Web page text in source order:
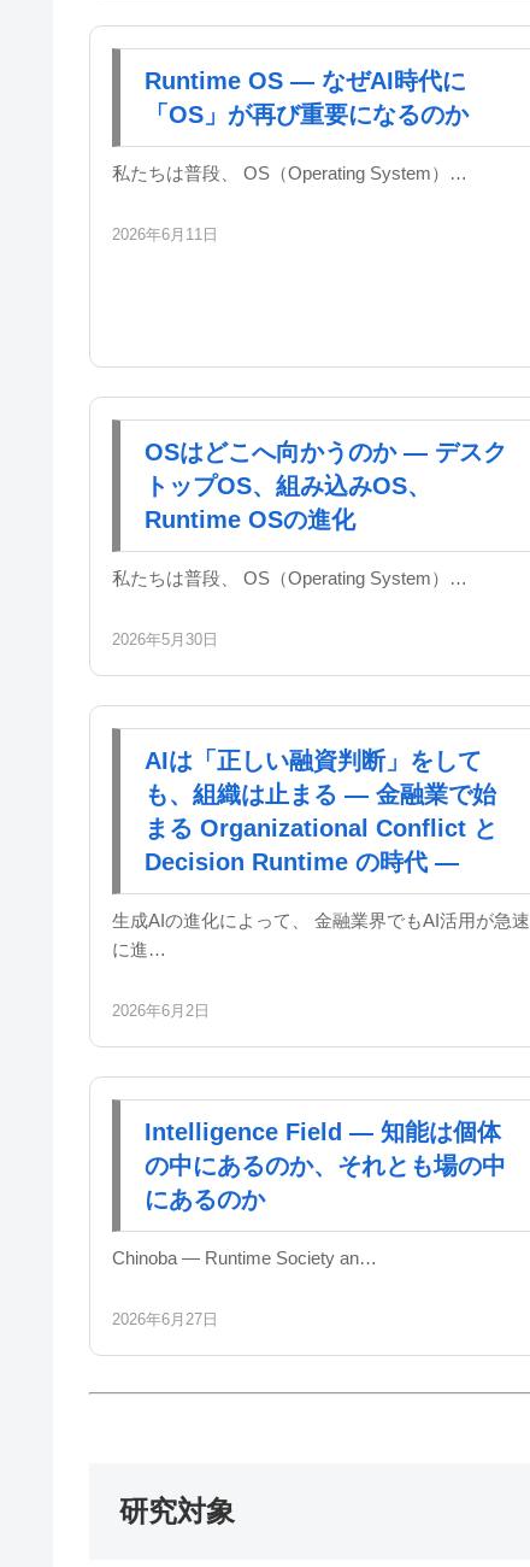
Runtime OS — なぜAI時代に
「OS」が再び重要になるのか
私たちは普段、 OS（Operating System）…
2026年6月11日
OSはどこへ向かうのか — デスク
トップOS、組み込みOS、
Runtime OSの進化
私たちは普段、 OS（Operating System）…
2026年5月30日
AIは「正しい融資判断」をして
も、組織は止まる ― 金融業で始
まる Organizational Conflict と
Decision Runtime の時代 ―
生成AIの進化によって、 金融業界でもAI活用が急速
に進…
2026年6月2日
Intelligence Field — 知能は個体
の中にあるのか、それとも場の中
にあるのか
Chinoba — Runtime Society an…
2026年6月27日
研究対象